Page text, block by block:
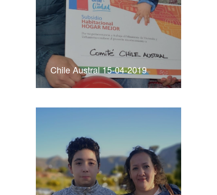
Chile Austral 15-04-2019